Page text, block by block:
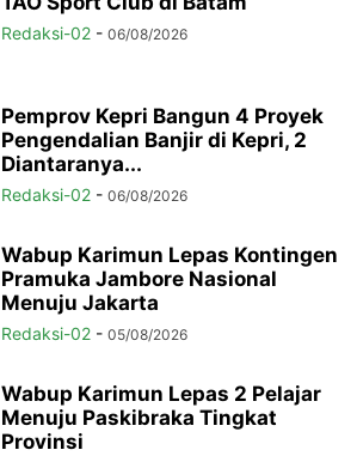
Redaksi-02 - 06/08/2026
Pemprov Kepri Bangun 4 Proyek
Pengendalian Banjir di Kepri, 2
Diantaranya...
Redaksi-02 - 06/08/2026
Wabup Karimun Lepas Kontingen
Pramuka Jambore Nasional
Menuju Jakarta
Redaksi-02 - 05/08/2026
Wabup Karimun Lepas 2 Pelajar
Menuju Paskibraka Tingkat
Provinsi